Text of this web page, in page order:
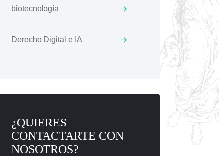
biotecnología
Derecho Digital e IA
¿QUIERES
CONTACTARTE CON
NOSOTROS?